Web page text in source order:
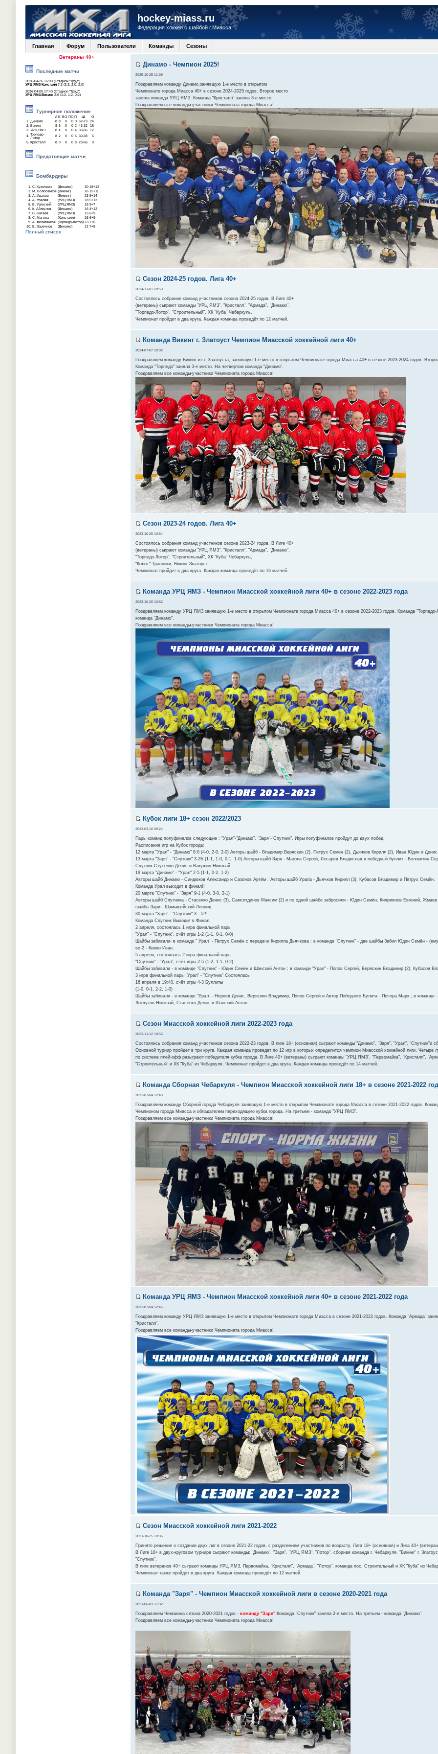
hockey-miass.ru
Федерация хоккея с шайбой г.Миасса
Главная Форум Пользователи Команды Сезоны
Ветераны 40+
Последние матчи
2026-04-26 16:00 (Стадион "Труд")
УРЦ ЯМЗ-Кристалл 7:3 (3:3, 2:0, 2:0)
2026-04-05 17:40 (Стадион "Труд")
УРЦ ЯМЗ-Викинг 2:6 (1:2, 1:2, 0:2)
Турнирное положение
И В ВО ПО П
О
1.
Динамо 8 8 0 0 0 52-19
24
2.
Викинг 8 6 0 0 2 43-32
18
3. УРЦ ЯМЗ 8 4 0 0 4 33-36
12
4. Торпедо-
Лотор
8 2 0 0 6 30-38
6
5.
Кристалл 8 0 0 0 8 23-56 0
Предстоящие матчи
Бомбардиры
1. С. Курочкин (Динамо) 30 18+12
2.
М. Волосенков (Викинг) 26 15+11
3. А. Иванов (Викинг) 23 9+14
4. А. Уралев (УРЦ ЯМЗ) 18 5+13
5.
В. Узинский (УРЦ ЯМЗ) 16 9+7
6.
К. Айткулов (Динамо) 16 4+12
7. С. Нагаев (УРЦ ЯМЗ) 15 6+9
8. С. Магола (Кристалл) 15 6+9
9. А. Филатенков (Торпедо-Лотор) 13 7+6
10.
Е. Заречнов (Динамо) 12 7+5
Полный список
Динамо - Чемпион 2025!
2025-10-28 11:39
Поздравляем команду Динамо,занявшую 1-е место в открытом
Чемпионате города Миасса 40+ в сезоне 2024-2025 годов. Второе место
заняла команда УРЦ ЯМЗ. Команда "Кристалл" заняла 3-е место.
Поздравляем все команды-участники Чемпионата города Миасса!
Сезон 2024-25 годов. Лига 40+
2024-11-01 20:59
Состоялось собрание команд участников сезона 2024-25 годов. В Лиге 40+
(ветераны) сыграют команды "УРЦ ЯМЗ", "Кристалл", "Армада", "Динамо",
"Торпедо-Лотор", "Строительный", ХК "Куба" Чебаркуль.
Чемпионат пройдет в два круга. Каждая команда проведёт по 12 матчей.
Команда Викинг г. Златоуст Чемпион Миасской хоккейной лиги 40+
2024-07-07 20:32
Поздравляем команду Викинг из г. Златоуста, занявшую 1-е место в открытом Чемпионате города Миасса 40+ в сезоне 2023-2024 годов.
Команда "Торпедо" заняла 3-е место. На четвертом команда "Динамо".
Поздравляем все команды-участники Чемпионата города Миасса!
Сезон 2023-24 годов. Лига 40+
2023-10-20 10:54
Состоялось собрания команд участников сезона 2023-24 годов. В Лиге 40+
(ветераны) сыграют команды "УРЦ ЯМЗ", "Кристалл", "Армада", "Динамо",
"Торпедо-Лотор", "Строительный", ХК "Куба" Чебаркуль,
"Колос" Травники, Викинг Златоуст.
Чемпионат пройдет в два круга. Каждая команда проведёт по 16 матчей.
Команда УРЦ ЯМЗ - Чемпион Миасской хоккейной лиги 40+ в сезоне 2022-2023 года
2023-10-20 10:52
Поздравляем команду УРЦ ЯМЗ занявшую 1-е место в открытом Чемпионате города Миасса 40+ в сезоне 2022-2023 годов. Команда
команда "Динамо".
Поздравляем все команды-участники Чемпионата города Миасса!
Кубок лиги 18+ сезон 2022/2023
2023-03-10 09:24
Пары команд полуфиналов следующие : "Урал"-"Динамо", "Заря"-"Спутник". Игры полуфиналов пройдут до двух побед.
Расписание игр на Кубок города:
12 марта "Урал" - "Динамо" 8:0 (4-0, 2-0, 2-0) Авторы шайб - Владимир Веряскин (2), Петрух Семен (2), Дьячков Кирилл (2), Иван Юдин и Денис
13 марта "Заря" - "Спутник" 3-2Б (1-1, 1-0, 0-1, 1-0) Авторы шайб Заря - Магола Сергей, Лесарев Владислав и победный буллит - Волокитин
Спутник Стусенко Денис и Вакушин Николай.
19 марта "Динамо" - "Урал" 2-5 (1-1, 0-2, 1-2)
Авторы шайб Динамо - Синдюков Александр и Сазонов Артём ; Авторы шайб Урала - Дьячков Кирилл (3), Кубасов Владимир и Петрух Семён.
Команда Урал выходит в финал!!
20 марта "Спутник" - "Заря" 9-1 (4-0, 3-0, 2-1)
Авторы шайб Спутника - Стасенко Денис (3), Самситдинов Максим (2) и по одной шайбе забросили - Юдин Семён, Киприянов Евгений, Жмаев
шайбы Зари - Шамышейский Леонид.
30 марта "Заря" - "Спутник" 3 - 5!!!
Команда Спутник Выходит в Финал.
2 апреля, состоялась 1 игра финальной пары
"Урал" - "Спутник", счёт игры 1-2 (1-1, 0-1, 0-0)
Шайбы забивали- в команде " Урал" - Петрух Семён с передачи Кирилла Дьячкова ; в команде "Спутник" - две шайбы Забил Юдин Семён - (ему
во 2 - Ковин Иван.
5 апреля, состоялась 2 игра финальной пары
"Спутник" - "Урал", счёт игры 2-5 (1-2, 1-1, 0-2)
Шайбы забивали - в команде "Спутник" - Юдин Семён и Шанский Антон ; в команде "Урал" - Попов Сергей, Веряскин Владимир (2), Кубасов
3 игра финальной пары "Урал" - "Спутник" Состоялась
16 апреля в 19:40, счëт игры 4-3 Буллиты
(1-0, 0-1, 2-2, 1-0)
Шайбы забивали - в команде "Урал" - Нероев Денис, Веряскин Владимир, Попов Сергей и Автор Победного Булита - Печора Марк ; в команде -
Лоскутов Николай, Стасенко Денис и Шанский Антон.
Сезон Миасской хоккейной лиги 2022-2023 года
2022-11-12 18:56
Состоялись собрания команд участников сезона 2022-23 годов. В лиге 18+ (основная) сыграют команды "Динамо", "Заря", "Урал", "Спутник"и
Основной турнир пройдет в три круга. Каждая команда проведет по 12 игр в которых определится чемпион Миасской хоккейной лиги. Четыре
по системе плей-офф разыграют победителя кубка города. В Лиге 40+ (ветераны) сыграют команды "УРЦ ЯМЗ", "Первомайка", "Кристалл",
"Строительный" и ХК "Куба" из Чебаркуля. Чемпионат пройдет в два круга. Каждая команда проведёт по 14 матчей.
Команда Сборная Чебаркуля - Чемпион Миасской хоккейной лиги 18+ в сезоне 2021-2022
2022-07-04 12:49
Поздравляем команду Сборной города Чебаркуля занявшую 1-е место в открытом Чемпионате города Миасса в сезоне 2021-2022 годов.
Чемпионом города Миасса и обладателем переходящего кубка города. На третьем - команда "УРЦ ЯМЗ".
Поздравляем все команды-участники Чемпионата города Миасса!
Команда УРЦ ЯМЗ - Чемпион Миасской хоккейной лиги 40+ в сезоне 2021-2022 года
2022-07-04 12:45
Поздравляем команду УРЦ ЯМЗ занявшую 1-е место в открытом Чемпионате города Миасса в сезоне 2021-2022 годов. Команда "Армада"
"Кристалл".
Поздравляем все команды-участники Чемпионата города Миасса!
Сезон Миасской хоккейной лиги 2021-2022
2021-10-25 10:36
Принято решение о создании двух лиг в сезоне 2021-22 годов, с разделением участников по возрасту. Лига 18+ (основная) и Лига 40+
В Лиге 18+ в двух-круговом турнире сыграют команды: "Динамо", "Заря", "УРЦ ЯМЗ", "Лотор", сборная команда г. Чебаркуля, "Викинг" г.
"Спутник".
В лиге ветеранов 40+ сыграют команды УРЦ ЯМЗ, Первомайка, "Кристалл", "Армада", "Лотор", команда пос. Строительный и ХК "Куба" из
Чемпионат также пройдет в два круга. Каждая команда проведёт по 12 матчей.
Команда "Заря" - Чемпион Миасской хоккейной лиги в сезоне 2020-2021 года
2021-06-03 17:32
Поздравляем Чемпиона сезона 2020-2021 годов - команду "Заря" .Команда "Спутник" заняла 2-е место. На третьем - команда "Динамо".
Поздравляем все команды-участники Чемпионата города Миасса!